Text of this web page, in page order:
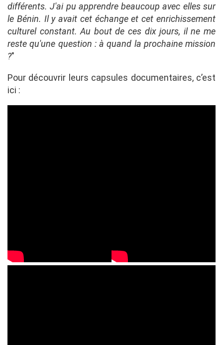
différents. J'ai pu apprendre beaucoup avec elles sur
le Bénin. Il y avait cet échange et cet enrichissement
culturel constant. Au bout de ces dix jours, il ne me
reste qu'une question : à quand la prochaine mission
?"
Pour découvrir leurs capsules documentaires, c’est
ici :